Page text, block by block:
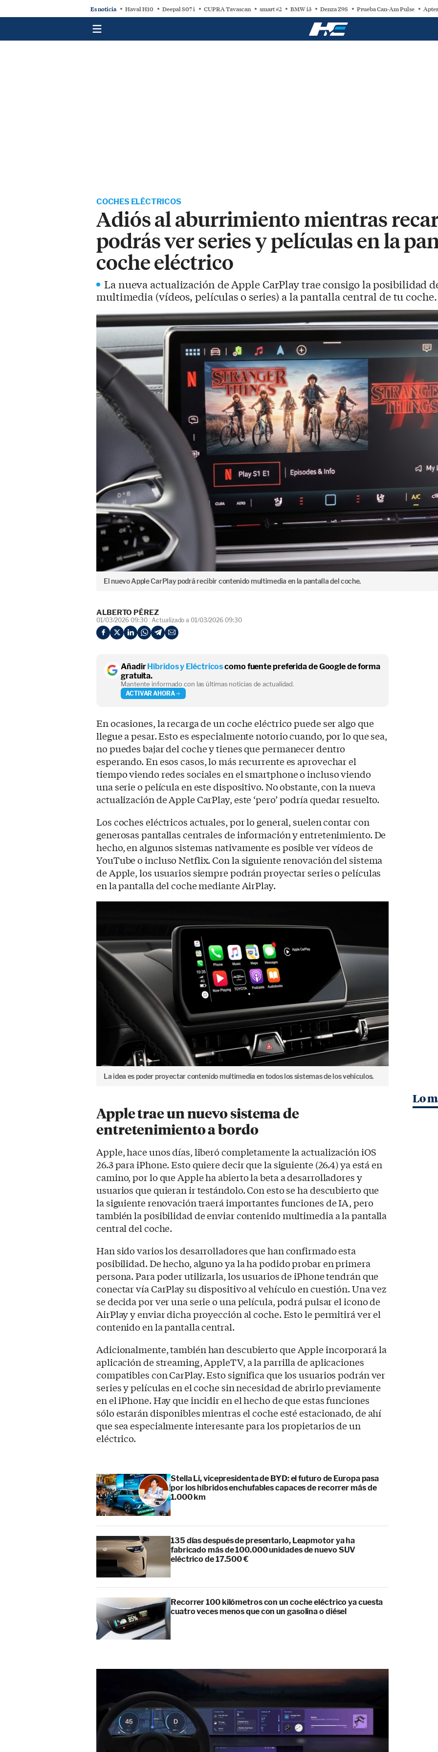
Es noticia Haval H10 Deepal S07 i CUPRA Tavascan smart #2 BMW i3 Denza Z9S Prueba Can-Am Pulse
COCHES ELÉCTRICOS
Adiós al aburrimiento mientras
podrás ver series y películas en la
coche eléctrico
La nueva actualización de Apple CarPlay trae consigo la posibilidad
multimedia (vídeos, películas o series) a la pantalla central de tu coche.
El nuevo Apple CarPlay podrá recibir contenido multimedia en la pantalla del coche.
ALBERTO PÉREZ
01/03/2026 09:30 Actualizado a 01/03/2026 09:30
Añadir Híbridos y Eléctricoscomo fuente preferida de Google de forma
gratuita.
Mantente informado con las últimas noticias de actualidad.
ACTIVAR AHORA
En ocasiones, la recarga de un coche eléctrico puede ser algo que
llegue a pesar. Esto es especialmente notorio cuando, por lo que sea,
no puedes bajar del coche y tienes que permanecer dentro
esperando. En esos casos, lo más recurrente es aprovechar el
tiempo viendo redes sociales en el smartphone o incluso viendo
una serie o película en este dispositivo. No obstante, con la nueva
actualización de Apple CarPlay, este ‘pero’ podría quedar resuelto.
Los coches eléctricos actuales, por lo general, suelen contar con
generosas pantallas centrales de información y entretenimiento. De
hecho, en algunos sistemas nativamente es posible ver vídeos de
YouTube o incluso Netflix. Con la siguiente renovación del sistema
de Apple, los usuarios siempre podrán proyectar series o películas
en la pantalla del coche mediante AirPlay.
La idea es poder proyectar contenido multimedia en todos los sistemas de los vehículos.
Apple trae un nuevo sistema de
entretenimiento a bordo
Apple, hace unos días, liberó completamente la actualización iOS
26.3 para iPhone. Esto quiere decir que la siguiente (26.4) ya está en
camino, por lo que Apple ha abierto la beta a desarrolladores y
usuarios que quieran ir testándolo. Con esto se ha descubierto que
la siguiente renovación traerá importantes funciones de IA, pero
también la posibilidad de enviar contenido multimedia a la pantalla
central del coche.
Han sido varios los desarrolladores que han confirmado esta
posibilidad. De hecho, alguno ya la ha podido probar en primera
persona. Para poder utilizarla, los usuarios de iPhone tendrán que
conectar vía CarPlay su dispositivo al vehículo en cuestión. Una vez
se decida por ver una serie o una película, podrá pulsar el icono de
AirPlay y enviar dicha proyección al coche. Esto le permitirá ver el
contenido en la pantalla central.
Adicionalmente, también han descubierto que Apple incorporará la
aplicación de streaming, AppleTV, a la parrilla de aplicaciones
compatibles con CarPlay. Esto significa que los usuarios podrán ver
series y películas en el coche sin necesidad de abrirlo previamente
en el iPhone. Hay que incidir en el hecho de que estas funciones
sólo estarán disponibles mientras el coche esté estacionado, de ahí
que sea especialmente interesante para los propietarios de un
eléctrico.
Stella Li, vicepresidenta de BYD: el futuro de Europa pasa
por los híbridos enchufables capaces de recorrer más de
1.000 km
135 días después de presentarlo, Leapmotor ya ha
fabricado más de 100.000 unidades de nuevo SUV
eléctrico de 17.500 €
Recorrer 100 kilómetros con un coche eléctrico ya cuesta
cuatro veces menos que con un gasolina o diésel
Lo